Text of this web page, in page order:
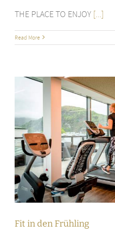
THE PLACE TO ENJOY [...]
Read More
Fit in den Frühling